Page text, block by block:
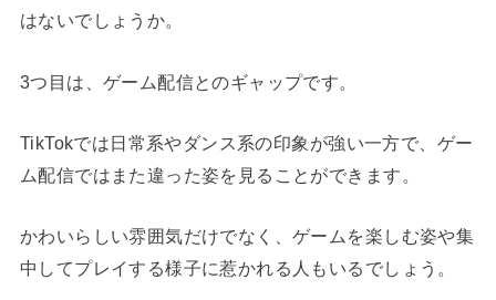
はないでしょうか。
3つ目は、ゲーム配信とのギャップです。
TikTokでは日常系やダンス系の印象が強い一方で、ゲー
ム配信ではまた違った姿を見ることができます。
かわいらしい雰囲気だけでなく、ゲームを楽しむ姿や集
中してプレイする様子に惹かれる人もいるでしょう。